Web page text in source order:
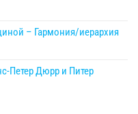
– Гармония/иерархия
Петер Дюрр и Питер